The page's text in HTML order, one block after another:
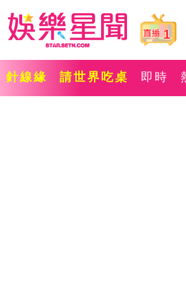
1
針線緣 請世界吃桌 即時